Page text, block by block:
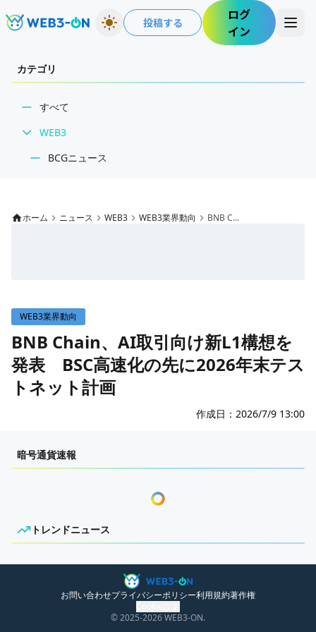
投稿する
ログ
イン
カテゴリ
すべて
WEB3
BCGニュース
インタビュー/WEB3
WEB3イベント
GAME
ゲームニュース
インタビュー/GAME
ECONOMY
トレンドニュース
ホーム ニュース WEB3 WEB3業界動向 BNB C...
WEB3業界動向
BNB Chain、AI取引向け新L1構想を
発表 BSC高速化の先に2026年末テス
トネット計画
作成日： 2026/7/9 13:00
センチメンタルな岩狸
暗号通貨速報
トレンドニュース
ニュースがありません。
お問い合わせプライバシーポリシー利用規約著作権
© 2025-2026WEB3-ON.